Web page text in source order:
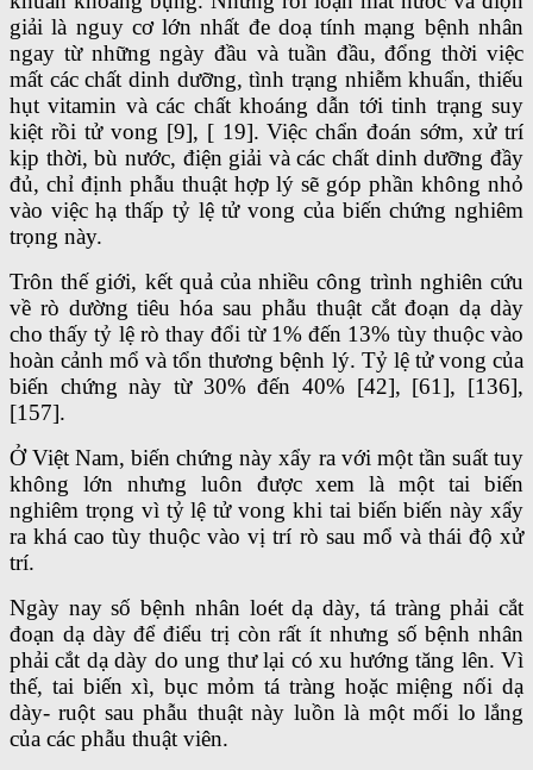
giải là nguy cơ lớn nhất đe doạ tính mạng bệnh nhân
ngay từ những ngày đầu và tuần đầu, đổng thời việc
mất các chất dinh dưỡng, tình trạng nhiễm khuẩn, thiếu
hụt vitamin và các chất khoáng dẫn tới tinh trạng suy
kiệt rồi tử vong [9], [ 19]. Việc chẩn đoán sớm, xử trí
kịp thời, bù nước, điện giải và các chất dinh dưỡng đầy
đủ, chỉ định phẫu thuật hợp lý sẽ góp phần không nhỏ
vào việc hạ thấp tỷ lệ tử vong của biến chứng nghiêm
trọng này.
Trôn thế giới, kết quả của nhiều công trình nghiên cứu
về rò dường tiêu hóa sau phẫu thuật cắt đoạn dạ dày
cho thấy tỷ lệ rò thay đổi từ 1% đến 13% tùy thuộc vào
hoàn cảnh mổ và tổn thương bệnh lý. Tỷ lệ tử vong của
biến chứng này từ 30% đến 40% [42], [61], [136],
[157].
Ở Việt Nam, biến chứng này xẩy ra với một tần suất tuy
không lớn nhưng luôn được xem là một tai biến
nghiêm trọng vì tỷ lệ tử vong khi tai biến biến này xẩy
ra khá cao tùy thuộc vào vị trí rò sau mổ và thái độ xử
trí.
Ngày nay số bệnh nhân loét dạ dày, tá tràng phải cắt
đoạn dạ dày để điểu trị còn rất ít nhưng số bệnh nhân
phải cắt dạ dày do ung thư lại có xu hướng tăng lên. Vì
thế, tai biến xì, bục mỏm tá tràng hoặc miệng nối dạ
dày- ruột sau phẫu thuật này luồn là một mối lo lắng
của các phẫu thuật viên.